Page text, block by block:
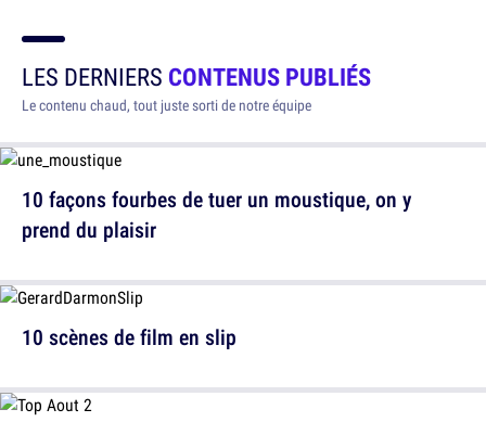
LES DERNIERS CONTENUS PUBLIÉS
Le contenu chaud, tout juste sorti de notre équipe
10 façons fourbes de tuer un moustique, on y
prend du plaisir
10 scènes de film en slip